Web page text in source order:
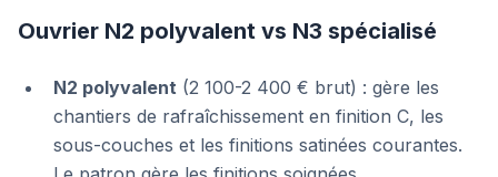
Ouvrier N2 polyvalent vs N3 spécialisé
N2 polyvalent (2 100-2 400 € brut) : gère les
chantiers de rafraîchissement en finition C, les
sous-couches et les finitions satinées courantes.